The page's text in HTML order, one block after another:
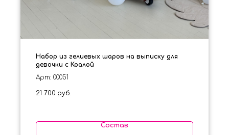
Набор из гелиевых шаров на выписку для
девочки с Коалой
Арт: 00051
21 700 руб.
Состав